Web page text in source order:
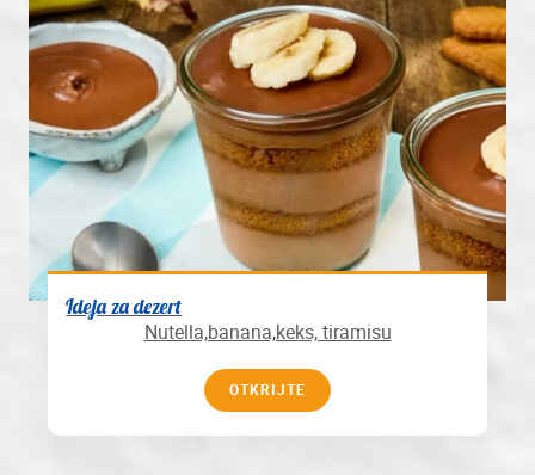
Ideja za dezert
Nutella,banana,keks, tiramisu
OTKRIJTE